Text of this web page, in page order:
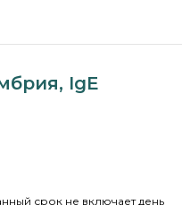
IgE
срок не включает день